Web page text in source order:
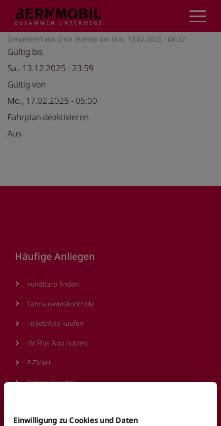
Einwilligung zu Cookies und Daten
Inhalt
Gespeichert von Erica Tedesco am Don, 13.02.2025 - 08:22
Gültig bis
Sa., 13.12.2025 - 23:59
Gültig von
Mo., 17.02.2025 - 05:00
Fahrplan deaktivieren
Aus
Häufige Anliegen
Fundbüro finden
Fahrausweiskontrolle
Ticket/Abo kaufen
öV Plus App nutzen
E-Ticket
Fahrgastrechte